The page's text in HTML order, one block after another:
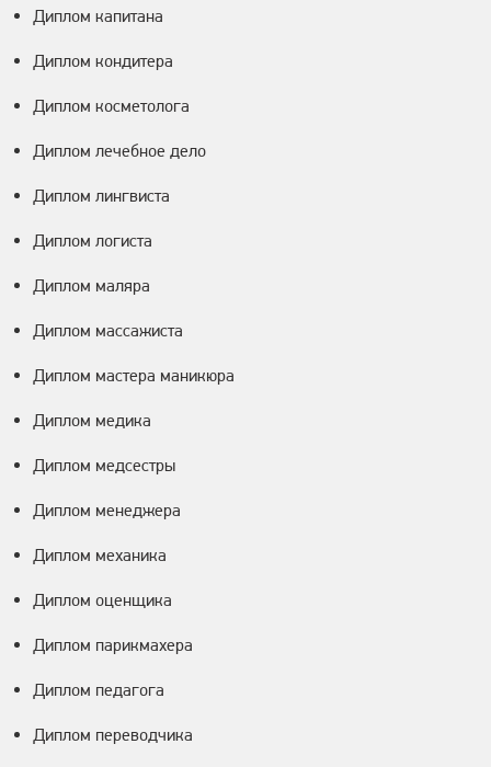
Диплом капитана
Диплом кондитера
Диплом косметолога
Диплом лечебное дело
Диплом лингвиста
Диплом логиста
Диплом маляра
Диплом массажиста
Диплом мастера маникюра
Диплом медика
Диплом медсестры
Диплом менеджера
Диплом механика
Диплом оценщика
Диплом парикмахера
Диплом педагога
Диплом переводчика